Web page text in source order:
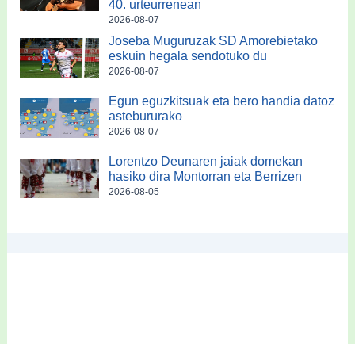
40. urteurrenean
2026-08-07
Joseba Muguruzak SD Amorebietako
eskuin hegala sendotuko du
2026-08-07
Egun eguzkitsuak eta bero handia datoz
astebururako
2026-08-07
Lorentzo Deunaren jaiak domekan
hasiko dira Montorran eta Berrizen
2026-08-05